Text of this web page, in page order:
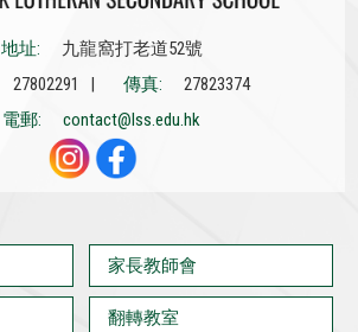
地址:
九龍窩打老道52號
27802291 | 傳真:
27823374
電郵:
contact@lss.edu.hk
家長教師會
翻轉教室